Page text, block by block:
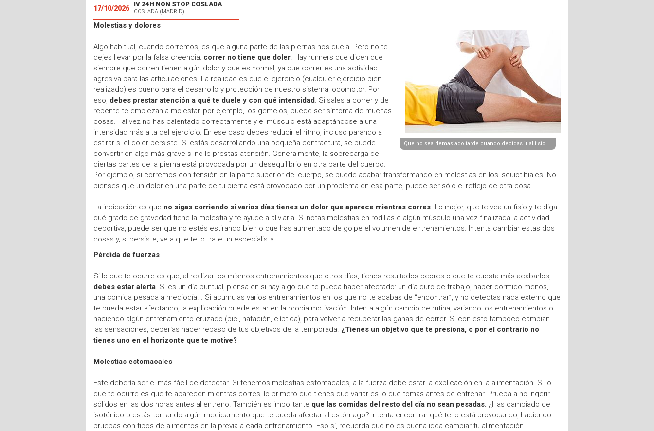
17/10/2026
IV 24H NON STOP COSLADA
COSLADA (MADRID)
Que no sea demasiado tarde cuando decidas ir al fisio
Molestias y dolores
Algo habitual, cuando corremos, es que alguna parte de las piernas nos duela. Pero no te
dejes llevar por la falsa creencia: correr no tiene que doler. Hay runners que dicen que
siempre que corren tienen algún dolor y que es normal, ya que correr es una actividad
agresiva para las articulaciones. La realidad es que el ejercicio (cualquier ejercicio bien
realizado) es bueno para el desarrollo y protección de nuestro sistema locomotor. Por
eso, debes prestar atención a qué te duele y con qué intensidad. Si sales a correr y de
repente te empiezan a molestar, por ejemplo, los gemelos, puede ser síntoma de muchas
cosas. Tal vez no has calentado correctamente y el músculo está adaptándose a una
intensidad más alta del ejercicio. En ese caso debes reducir el ritmo, incluso parando a
estirar si el dolor persiste. Si estás desarrollando una pequeña contractura, se puede
convertir en algo más grave si no le prestas atención. Generalmente, la sobrecarga de
ciertas partes de la pierna está provocada por un desequilibrio en otra parte del cuerpo.
Por ejemplo, si corremos con tensión en la parte superior del cuerpo, se puede acabar transformando en molestias en los isquiotibiales. No
pienses que un dolor en una parte de tu pierna está provocado por un problema en esa parte, puede ser sólo el reflejo de otra cosa.
La indicación es que no sigas corriendo si varios días tienes un dolor que aparece mientras corres. Lo mejor, que te vea un fisio y te diga
qué grado de gravedad tiene la molestia y te ayude a aliviarla. Si notas molestias en rodillas o algún músculo una vez finalizada la actividad
deportiva, puede ser que no estés estirando bien o que has aumentado de golpe el volumen de entrenamientos. Intenta cambiar estas dos
cosas y, si persiste, ve a que te lo trate un especialista.
Pérdida de fuerzas
Si lo que te ocurre es que, al realizar los mismos entrenamientos que otros días, tienes resultados peores o que te cuesta más acabarlos,
debes estar alerta. Si es un día puntual, piensa en si hay algo que te pueda haber afectado: un día duro de trabajo, haber dormido menos,
una comida pesada a mediodía... Si acumulas varios entrenamientos en los que no te acabas de “encontrar”, y no detectas nada externo que
te pueda estar afectando, la explicación puede estar en la propia motivación. Intenta algún cambio de rutina, variando los entrenamientos o
haciendo algún entrenamiento cruzado (bici, natación, elíptica), para volver a recuperar las ganas de correr. Si con esto tampoco cambian
las sensaciones, deberías hacer repaso de tus objetivos de la temporada. ¿Tienes un objetivo que te presiona, o por el contrario no
tienes uno en el horizonte que te motive?
Molestias estomacales
Este debería ser el más fácil de detectar. Si tenemos molestias estomacales, a la fuerza debe estar la explicación en la alimentación. Si lo
que te ocurre es que te aparecen mientras corres, lo primero que tienes que variar es lo que tomas antes de entrenar. Prueba a no ingerir
sólidos en las dos horas antes al entreno. También es importante que las comidas del resto del día no sean pesadas. ¿Has cambiado de
isotónico o estás tomando algún medicamento que te pueda afectar al estómago? Intenta encontrar qué te lo está provocando, haciendo
pruebas con tipos de alimentos en la previa a cada entrenamiento. Eso sí, recuerda que no es buena idea cambiar tu alimentación